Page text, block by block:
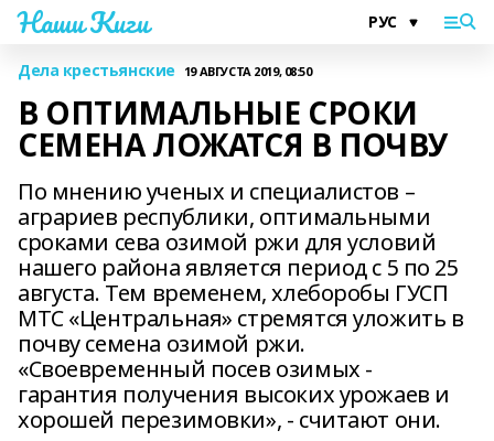
Наши Киги
Дела крестьянские 19 АВГУСТА 2019, 08:50
В ОПТИМАЛЬНЫЕ СРОКИ
СЕМЕНА ЛОЖАТСЯ В ПОЧВУ
По мнению ученых и специалистов –
аграриев республики, оптимальными
сроками сева озимой ржи для условий
нашего района является период с 5 по 25
августа. Тем временем, хлеборобы ГУСП
МТС «Центральная» стремятся уложить в
почву семена озимой ржи.
«Своевременный посев озимых -
гарантия получения высоких урожаев и
хорошей перезимовки», - считают они.